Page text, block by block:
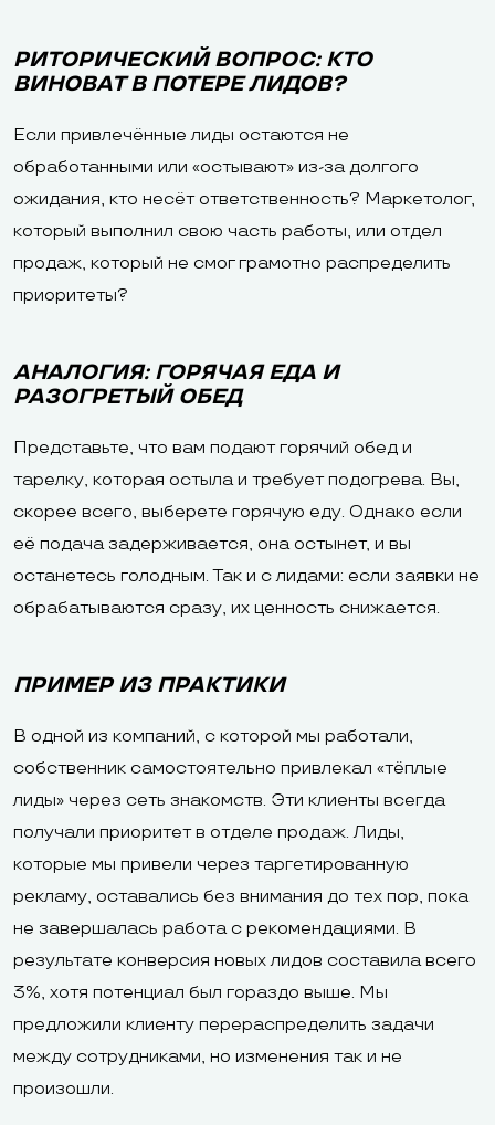
РИТОРИЧЕСКИЙ ВОПРОС: КТО
ВИНОВАТ В ПОТЕРЕ ЛИДОВ?
Если привлечённые лиды остаются не
обработанными или «остывают» из-за долгого
ожидания, кто несёт ответственность? Маркетолог,
который выполнил свою часть работы, или отдел
продаж, который не смог грамотно распределить
приоритеты?
АНАЛОГИЯ: ГОРЯЧАЯ ЕДА И
РАЗОГРЕТЫЙ ОБЕД
Представьте, что вам подают горячий обед и
тарелку, которая остыла и требует подогрева. Вы,
скорее всего, выберете горячую еду. Однако если
её подача задерживается, она остынет, и вы
останетесь голодным. Так и с лидами: если заявки не
обрабатываются сразу, их ценность снижается.
ПРИМЕР ИЗ ПРАКТИКИ
В одной из компаний, с которой мы работали,
собственник самостоятельно привлекал «тёплые
лиды» через сеть знакомств. Эти клиенты всегда
получали приоритет в отделе продаж. Лиды,
которые мы привели через таргетированную
рекламу, оставались без внимания до тех пор, пока
не завершалась работа с рекомендациями. В
результате конверсия новых лидов составила всего
3%, хотя потенциал был гораздо выше. Мы
предложили клиенту перераспределить задачи
между сотрудниками, но изменения так и не
произошли.